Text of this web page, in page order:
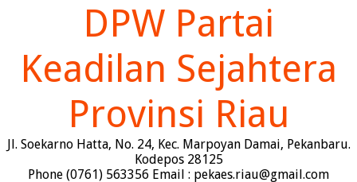
DPW Partai
Keadilan Sejahtera
Provinsi Riau
Jl. Soekarno Hatta, No. 24, Kec. Marpoyan Damai, Pekanbaru.
Kodepos 28125
Phone (0761) 563356 Email : pekaes.riau@gmail.com